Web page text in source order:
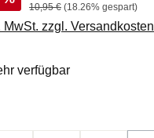
Regulärer Preis:
10,95 € (18.26% gespart)
MwSt. zzgl. Versandkosten
verfügbar